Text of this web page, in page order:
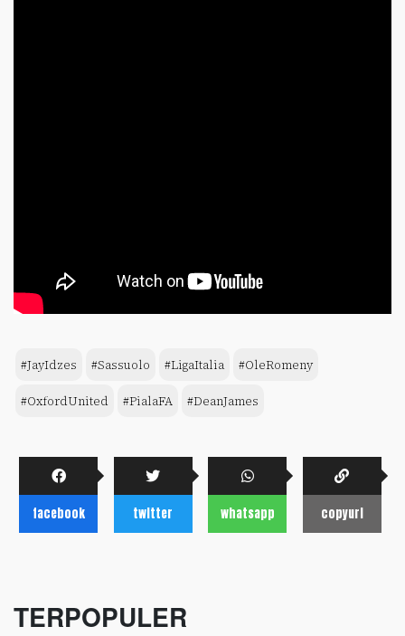
#JayIdzes #Sassuolo #LigaItalia #OleRomeny
#OxfordUnited #PialaFA #DeanJames
facebook twitter whatsapp copyurl
TERPOPULER